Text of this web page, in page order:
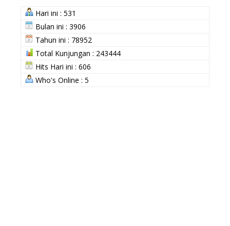
Hari ini : 531
Bulan ini : 3906
Tahun ini : 78952
Total Kunjungan : 243444
Hits Hari ini : 606
Who's Online : 5